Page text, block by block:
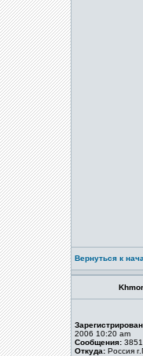
Вернуться к
2006 10:20 am
Сообщения: 3851
Откуда: Россия